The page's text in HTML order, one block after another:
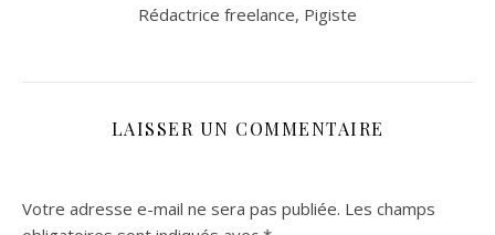
Rédactrice freelance, Pigiste
LAISSER UN COMMENTAIRE
Votre adresse e-mail ne sera pas publiée. Les champs